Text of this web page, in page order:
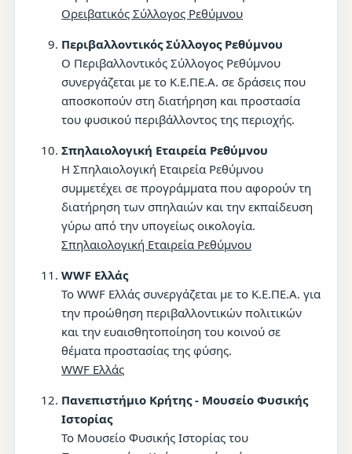
Ορειβατικός Σύλλογος Ρεθύμνου
Περιβαλλοντικός Σύλλογος Ρεθύμνου
Ο Περιβαλλοντικός Σύλλογος Ρεθύμνου
συνεργάζεται με το Κ.Ε.ΠΕ.Α. σε δράσεις που
αποσκοπούν στη διατήρηση και προστασία
του φυσικού περιβάλλοντος της περιοχής.
Σπηλαιολογική Εταιρεία Ρεθύμνου
Η Σπηλαιολογική Εταιρεία Ρεθύμνου
συμμετέχει σε προγράμματα που αφορούν τη
διατήρηση των σπηλαιών και την εκπαίδευση
γύρω από την υπογείως οικολογία.
Σπηλαιολογική Εταιρεία Ρεθύμνου
WWF Ελλάς
Το WWF Ελλάς συνεργάζεται με το Κ.Ε.ΠΕ.Α. για
την προώθηση περιβαλλοντικών πολιτικών
και την ευαισθητοποίηση του κοινού σε
θέματα προστασίας της φύσης.
WWF Ελλάς
Πανεπιστήμιο Κρήτης - Μουσείο Φυσικής
Ιστορίας
Το Μουσείο Φυσικής Ιστορίας του